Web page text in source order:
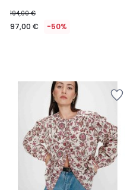
194,00 €
97,00 € -50%